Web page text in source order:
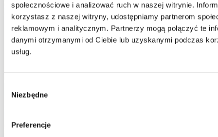
społecznościowe i analizować ruch w naszej witrynie.
korzystasz z naszej witryny, udostępniamy partnerom
reklamowym i analitycznym. Partnerzy mogą połączyć te
danymi otrzymanymi od Ciebie lub uzyskanymi podczas
usług.
zgody
Niezbędne
Preferencje